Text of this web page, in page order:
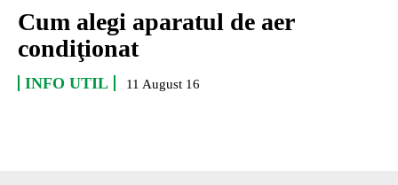
Cum alegi aparatul de aer
condiţionat
INFO UTIL 11 August 16